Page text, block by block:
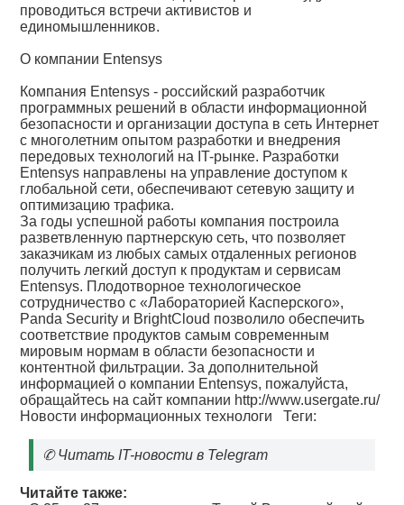
проводиться встречи активистов и
единомышленников.
О компании Entensys
Компания Entensys - российский разработчик
программных решений в области информационной
безопасности и организации доступа в сеть Интернет
с многолетним опытом разработки и внедрения
передовых технологий на IT-рынке. Разработки
Entensys направлены на управление доступом к
глобальной сети, обеспечивают сетевую защиту и
оптимизацию трафика.
За годы успешной работы компания построила
разветвленную партнерскую сеть, что позволяет
заказчикам из любых самых отдаленных регионов
получить легкий доступ к продуктам и сервисам
Entensys. Плодотворное технологическое
сотрудничество с «Лабораторией Касперского»,
Panda Security и BrightCloud позволило обеспечить
соответствие продуктов самым современным
мировым нормам в области безопасности и
контентной фильтрации. За дополнительной
информацией о компании Entensys, пожалуйста,
обращайтесь на сайт компании http://www.usergate.ru/
Новости информационных технологи Теги:
✆Читать IT-новости в Telegram
Читайте также: